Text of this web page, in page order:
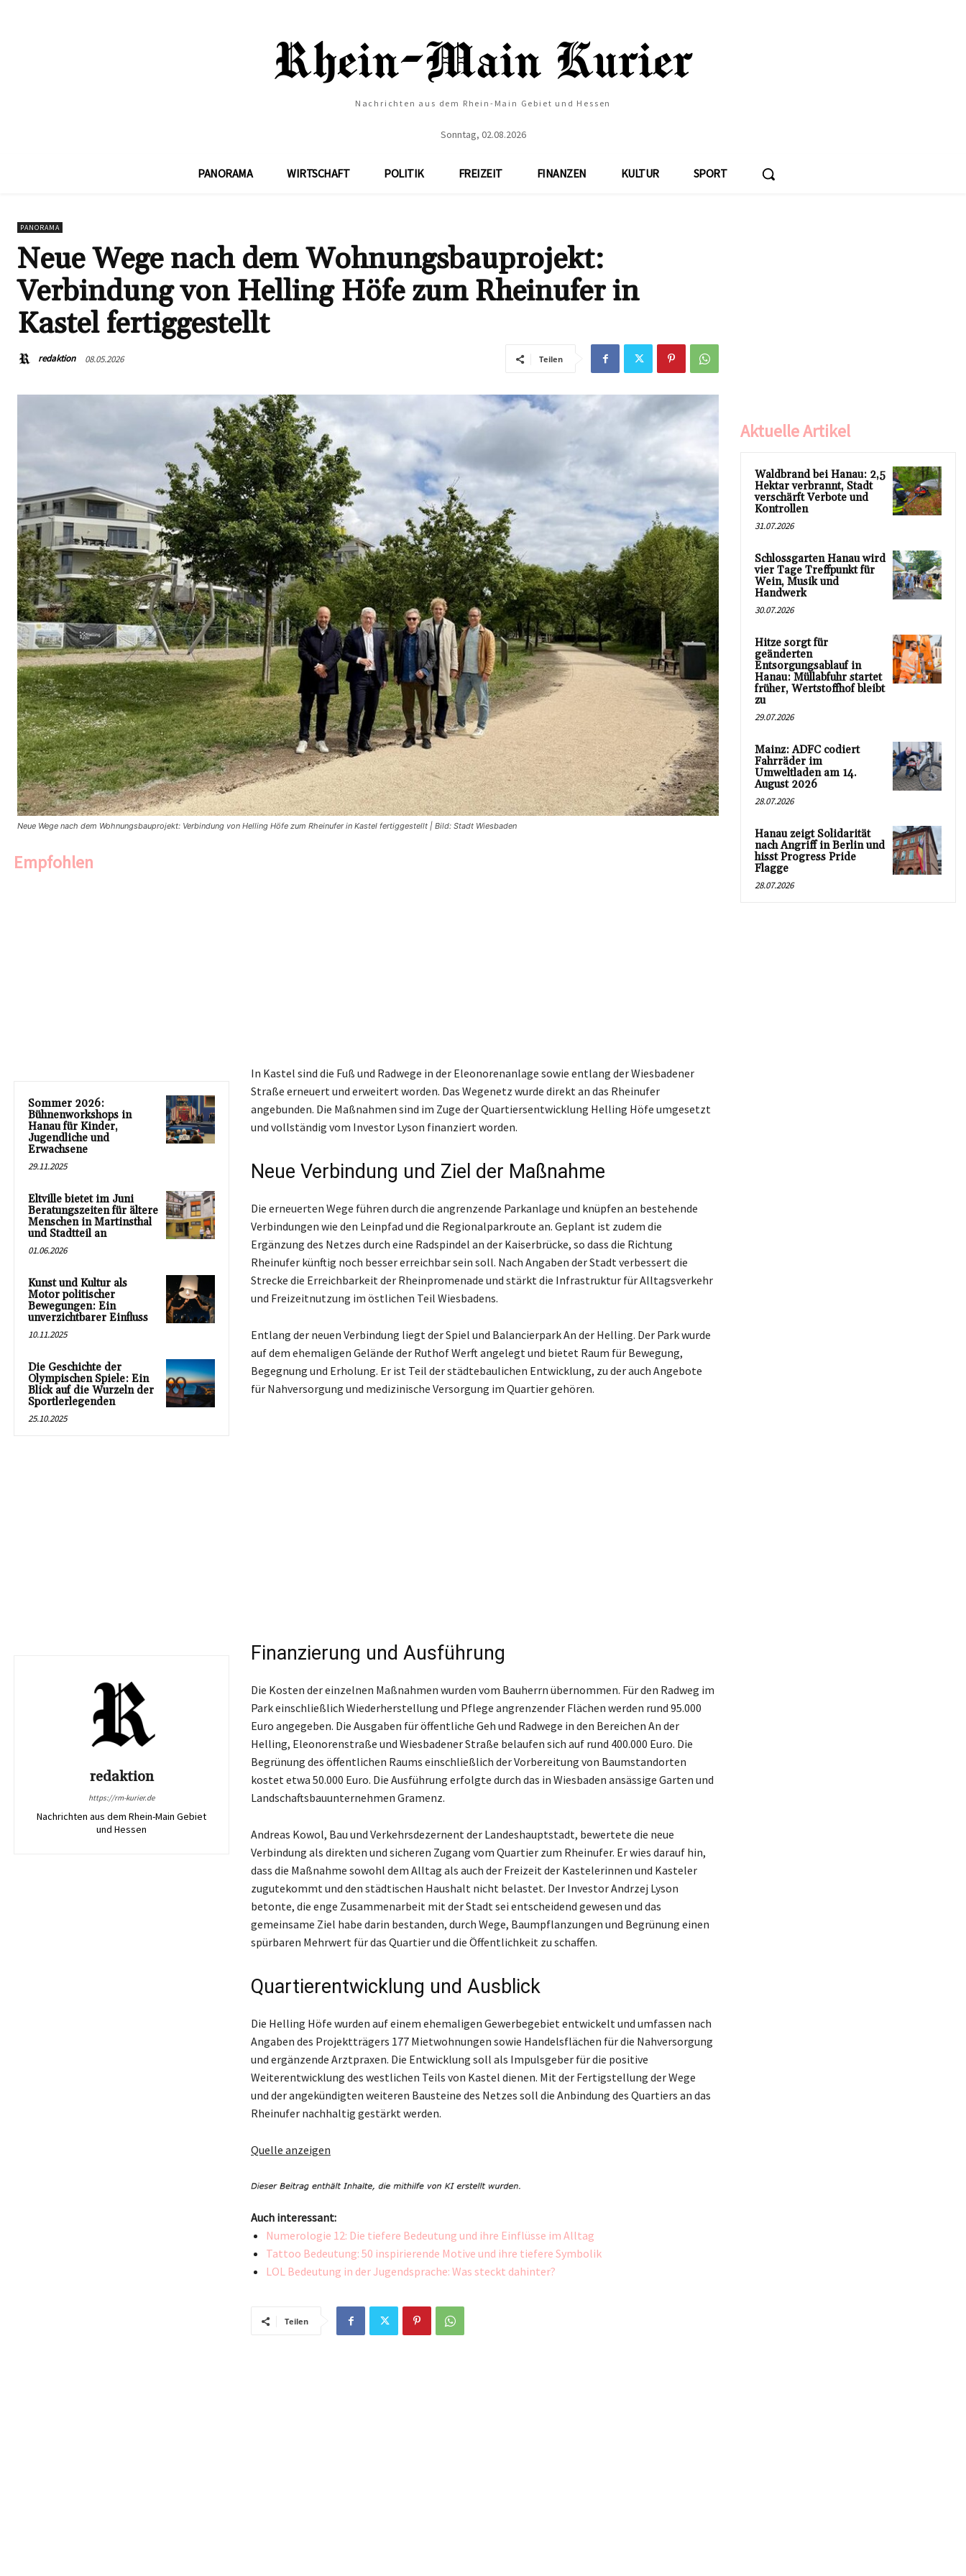
Nachrichten aus dem Rhein-Main Gebiet und Hessen
Sonntag, 02.08.2026
PANORAMA WIRTSCHAFT POLITIK FREIZEIT FINANZEN KULTUR SPORT
PANORAMA
Neue Wege nach dem Wohnungsbauprojekt:
Verbindung von Helling Höfe zum Rheinufer in
Kastel fertiggestellt
redaktion 08.05.2026 Teilen
Neue Wege nach dem Wohnungsbauprojekt: Verbindung von Helling Höfe zum Rheinufer in Kastel fertiggestellt | Bild: Stadt Wiesbaden
Empfohlen
Sommer 2026:
Bühnenworkshops in
Hanau für Kinder,
Jugendliche und
Erwachsene
29.11.2025
Eltville bietet im Juni
Beratungszeiten für ältere
Menschen in Martinsthal
und Stadtteil an
01.06.2026
Kunst und Kultur als
Motor politischer
Bewegungen: Ein
unverzichtbarer Einfluss
10.11.2025
Die Geschichte der
Olympischen Spiele: Ein
Blick auf die Wurzeln der
Sportlerlegenden
25.10.2025
redaktion
https://rm-kurier.de
Nachrichten aus dem Rhein-Main Gebiet
und Hessen
In Kastel sind die Fuß und Radwege in der Eleonorenanlage sowie entlang der Wiesbadener
Straße erneuert und erweitert worden. Das Wegenetz wurde direkt an das Rheinufer
angebunden. Die Maßnahmen sind im Zuge der Quartiersentwicklung Helling Höfe umgesetzt
und vollständig vom Investor Lyson finanziert worden.
Neue Verbindung und Ziel der Maßnahme
Die erneuerten Wege führen durch die angrenzende Parkanlage und knüpfen an bestehende
Verbindungen wie den Leinpfad und die Regionalparkroute an. Geplant ist zudem die
Ergänzung des Netzes durch eine Radspindel an der Kaiserbrücke, so dass die Richtung
Rheinufer künftig noch besser erreichbar sein soll. Nach Angaben der Stadt verbessert die
Strecke die Erreichbarkeit der Rheinpromenade und stärkt die Infrastruktur für Alltagsverkehr
und Freizeitnutzung im östlichen Teil Wiesbadens.
Entlang der neuen Verbindung liegt der Spiel und Balancierpark An der Helling. Der Park wurde
auf dem ehemaligen Gelände der Ruthof Werft angelegt und bietet Raum für Bewegung,
Begegnung und Erholung. Er ist Teil der städtebaulichen Entwicklung, zu der auch Angebote
für Nahversorgung und medizinische Versorgung im Quartier gehören.
Finanzierung und Ausführung
Die Kosten der einzelnen Maßnahmen wurden vom Bauherrn übernommen. Für den Radweg im
Park einschließlich Wiederherstellung und Pflege angrenzender Flächen werden rund 95.000
Euro angegeben. Die Ausgaben für öffentliche Geh und Radwege in den Bereichen An der
Helling, Eleonorenstraße und Wiesbadener Straße belaufen sich auf rund 400.000 Euro. Die
Begrünung des öffentlichen Raums einschließlich der Vorbereitung von Baumstandorten
kostet etwa 50.000 Euro. Die Ausführung erfolgte durch das in Wiesbaden ansässige Garten und
Landschaftsbauunternehmen Gramenz.
Andreas Kowol, Bau und Verkehrsdezernent der Landeshauptstadt, bewertete die neue
Verbindung als direkten und sicheren Zugang vom Quartier zum Rheinufer. Er wies darauf hin,
dass die Maßnahme sowohl dem Alltag als auch der Freizeit der Kastelerinnen und Kasteler
zugutekommt und den städtischen Haushalt nicht belastet. Der Investor Andrzej Lyson
betonte, die enge Zusammenarbeit mit der Stadt sei entscheidend gewesen und das
gemeinsame Ziel habe darin bestanden, durch Wege, Baumpflanzungen und Begrünung einen
spürbaren Mehrwert für das Quartier und die Öffentlichkeit zu schaffen.
Quartierentwicklung und Ausblick
Die Helling Höfe wurden auf einem ehemaligen Gewerbegebiet entwickelt und umfassen nach
Angaben des Projektträgers 177 Mietwohnungen sowie Handelsflächen für die Nahversorgung
und ergänzende Arztpraxen. Die Entwicklung soll als Impulsgeber für die positive
Weiterentwicklung des westlichen Teils von Kastel dienen. Mit der Fertigstellung der Wege
und der angekündigten weiteren Bausteine des Netzes soll die Anbindung des Quartiers an das
Rheinufer nachhaltig gestärkt werden.
Quelle anzeigen
Auch interessant:
Numerologie 12: Die tiefere Bedeutung und ihre Einflüsse im Alltag
Tattoo Bedeutung: 50 inspirierende Motive und ihre tiefere Symbolik
LOL Bedeutung in der Jugendsprache: Was steckt dahinter?
Teilen
Aktuelle Artikel
Waldbrand bei Hanau: 2,5
Hektar verbrannt, Stadt
verschärft Verbote und
Kontrollen
31.07.2026
Schlossgarten Hanau wird
vier Tage Treffpunkt für
Wein, Musik und
Handwerk
30.07.2026
Hitze sorgt für
geänderten
Entsorgungsablauf in
Hanau: Müllabfuhr startet
früher, Wertstoffhof bleibt
zu
29.07.2026
Mainz: ADFC codiert
Fahrräder im
Umweltladen am 14.
August 2026
28.07.2026
Hanau zeigt Solidarität
nach Angriff in Berlin und
hisst Progress Pride
Flagge
28.07.2026